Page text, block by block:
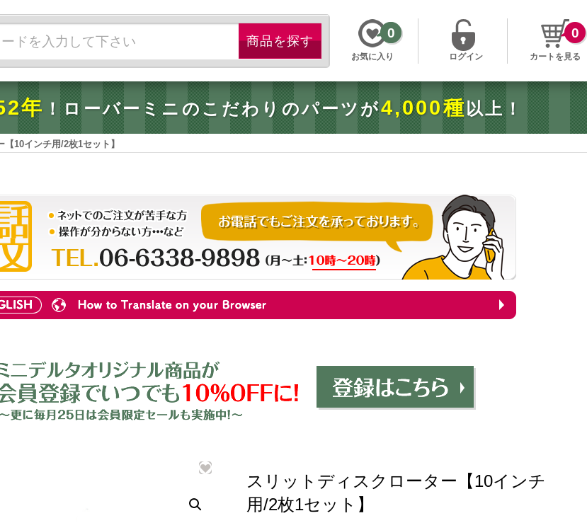
お気に入り
0
ログイン カートを見る
0
年 ！ローバーミニのこだわりのパーツが4,000種 以上！
10インチ用/2枚1セット】
スリットディスクローター【10インチ
用/2枚1セット】